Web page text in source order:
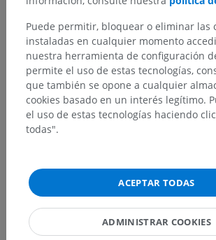
No dude en sugerir una corrección,
mejora de contenido.
Reportar un error
Puede permitir, bloquear o eliminar las
instaladas en cualquier momento
nuestra herramienta de configuración
permite el uso de estas tecnologías,
que también se opone a cualquier
cookies basado en un interés legítimo.
el uso de estas tecnologías haciendo
todas".
ACEPTAR TODAS
ADMINISTRAR COOKIES